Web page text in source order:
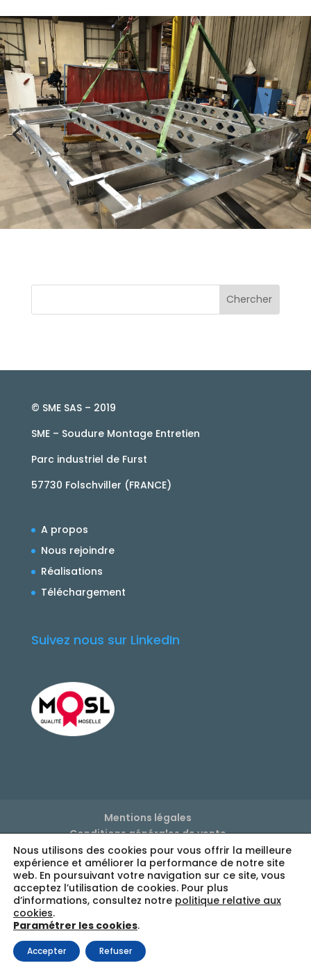
© SME SAS – 2019
SME – Soudure Montage Entretien
Parc industriel de Furst
57730 Folschviller (FRANCE)
A propos
Nous rejoindre
Réalisations
Téléchargement
Suivez nous sur LinkedIn
Mentions légales
Conditions générales de vente
Politique de confidentialité
Réglage des cookies
Nous utilisons des cookies pour vous offrir la meilleure
expérience et améliorer la performance de notre site
web. En poursuivant votre navigation sur ce site, vous
acceptez l’utilisation de cookies. Pour plus
d’informations, consultez notre politique relative aux
cookies.
Paramétrer les cookies.
Accepter Refuser